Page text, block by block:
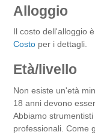
Alloggio
Il costo dell'alloggio
Costo per i dettagli.
Età/livello
Non esiste un'età
18 anni devono
Abbiamo
professionali. Come